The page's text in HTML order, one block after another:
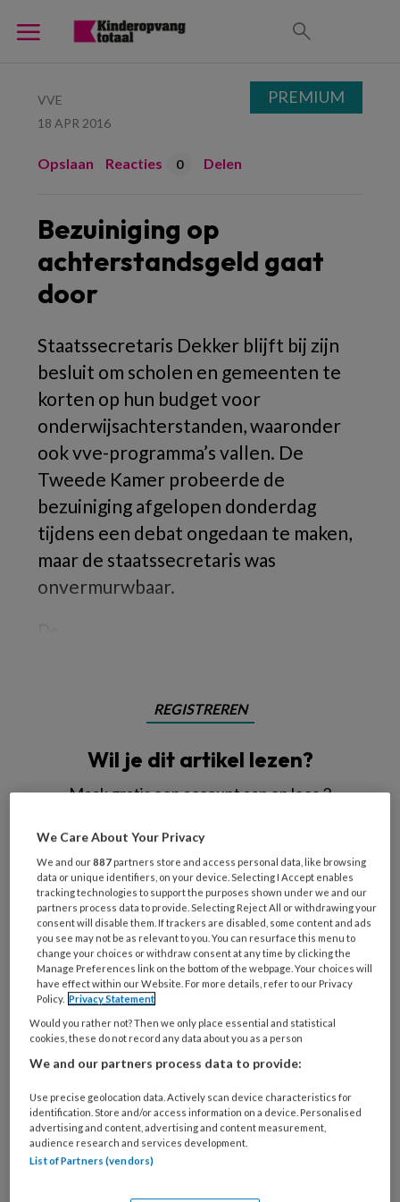
VVE
18 APR 2016
Opslaan Reacties 0 Delen
Bezuiniging op
achterstandsgeld gaat
door
Staatssecretaris Dekker blijft bij zijn
besluit om scholen en gemeenten te
korten op hun budget voor
onderwijsachterstanden, waaronder
ook vve-programma’s vallen. De
Tweede Kamer probeerde de
bezuiniging afgelopen donderdag
tijdens een debat ongedaan te maken,
maar de staatssecretaris was
onvermurwbaar.
REGISTREREN
Wil je dit artikel lezen?
Maak gratis een account aan en lees 2
Al een account of abonnement?Log dan in
Wat
is
je
e-
mailadres?
* *
Kies
je
wachtwoord* *
Kies
functie *
Bij
welke
organisatie
PREMIUM
We Care About Your Privacy
We and our887 partners store and access personal data, like browsing
data or unique identifiers, on your device. Selecting I Accept enables
tracking technologies to support the purposes shown under we and our
partners process data to provide. Selecting Reject All or withdrawing your
consent will disable them. If trackers are disabled, some content and ads
you see may not be as relevant to you. You can resurface this menu to
change your choices or withdraw consent at any time by clicking the
Manage Preferences link on the bottom of the webpage. Your choices will
have effect within our Website. For more details, refer to our Privacy
Policy. Privacy Statement
Would you rather not? Then we only place essential and statistical
cookies, these do not record any data about you as a person
We and our partners process data to provide:
Use precise geolocation data. Actively scan device characteristics for
identification. Store and/or access information on a device. Personalised
advertising and content, advertising and content measurement,
audience research and services development.
List of Partners (vendors)